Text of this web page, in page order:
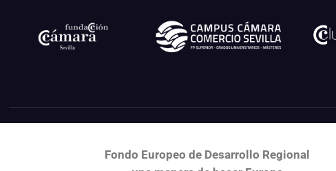
Fondo Europeo de Desarrollo Regional